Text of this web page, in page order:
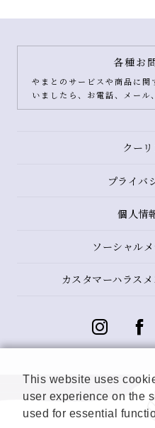
各種お
やまとのサービスや商品に
いましたら、お電話、メー
クー
プライバ
個人情
ソーシャル
カスタマーハラス
This website uses
user experience on the
used for essential